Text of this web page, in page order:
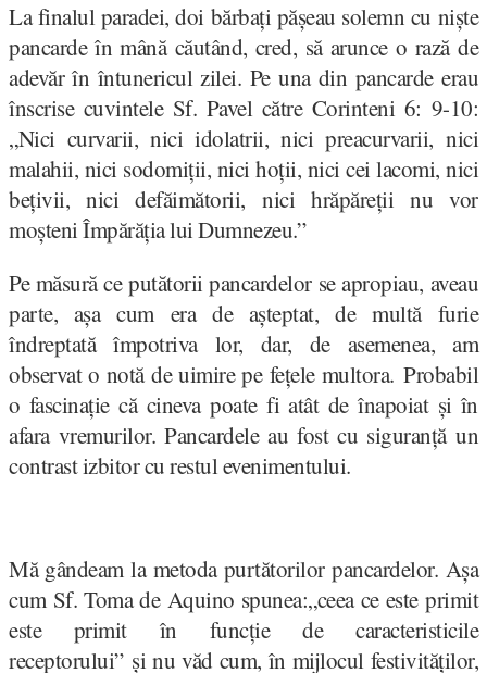
La finalul paradei, doi bărbați pășeau solemn cu niște
pancarde în mână căutând, cred, să arunce o rază de
adevăr în întunericul zilei. Pe una din pancarde erau
înscrise cuvintele Sf. Pavel către Corinteni 6: 9-10:
„Nici curvarii, nici idolatrii, nici preacurvarii, nici
malahii, nici sodomiții, nici hoții, nici cei lacomi, nici
bețivii, nici defăimătorii, nici hrăpăreții nu vor
moșteni Împărăția lui Dumnezeu.”
Pe măsură ce putătorii pancardelor se apropiau, aveau
parte, așa cum era de așteptat, de multă furie
îndreptată împotriva lor, dar, de asemenea, am
observat o notă de uimire pe fețele multora. Probabil
o fascinație că cineva poate fi atât de înapoiat și în
afara vremurilor. Pancardele au fost cu siguranță un
contrast izbitor cu restul evenimentului.
Mă gândeam la metoda purtătorilor pancardelor. Așa
cum Sf. Toma de Aquino spunea:„ceea ce este primit
este primit în funcție de caracteristicile
receptorului” și nu văd cum, în mijlocul festivităților,